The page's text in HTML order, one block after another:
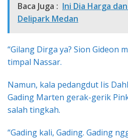
Baca Juga : Ini Dia Harga
Delipark Medan
“Gilang Dirga ya? Sion Gideon
timpal Nassar.
Namun, kala pedangdut Iis
Gading Marten gerak-gerik
salah tingkah.
“Gading kali, Gading. Gading